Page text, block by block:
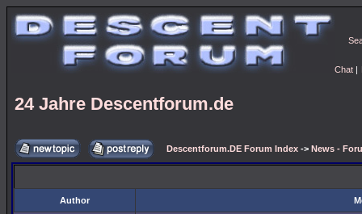
Chat |
24 Jahre Descentforum.de
Descentforum.DE Forum Index -> News -
Author